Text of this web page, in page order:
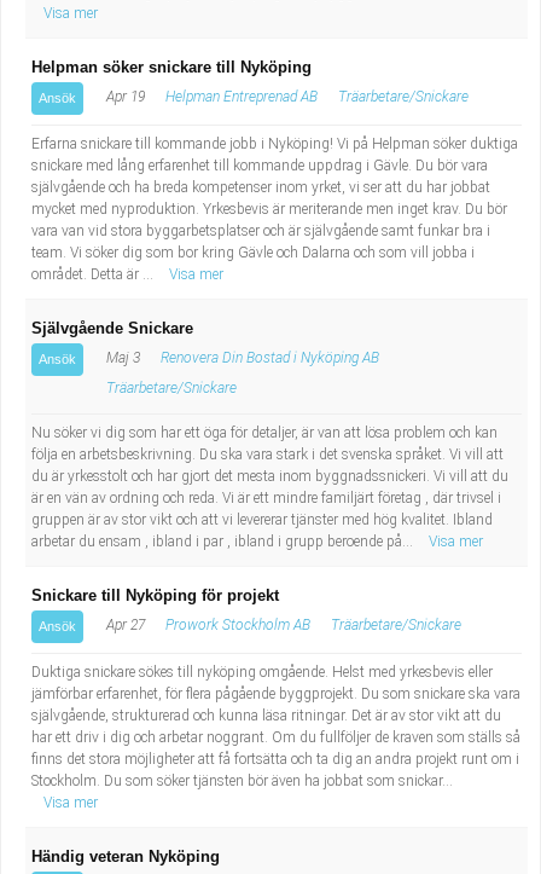
Visa mer
Helpman söker snickare till Nyköping
Ansök Apr 19 Helpman Entreprenad AB Träarbetare/Snickare
Erfarna snickare till kommande jobb i Nyköping! Vi på Helpman söker duktiga
snickare med lång erfarenhet till kommande uppdrag i Gävle. Du bör vara
självgående och ha breda kompetenser inom yrket, vi ser att du har jobbat
mycket med nyproduktion. Yrkesbevis är meriterande men inget krav. Du bör
vara van vid stora byggarbetsplatser och är självgående samt funkar bra i
team. Vi söker dig som bor kring Gävle och Dalarna och som vill jobba i
området. Detta är ...
Visa mer
Självgående Snickare
Ansök Maj 3
Renovera Din Bostad i Nyköping AB
Träarbetare/Snickare
Nu söker vi dig som har ett öga för detaljer, är van att lösa problem och kan
följa en arbetsbeskrivning. Du ska vara stark i det svenska språket. Vi vill att
du är yrkesstolt och har gjort det mesta inom byggnadssnickeri. Vi vill att du
är en vän av ordning och reda. Vi är ett mindre familjärt företag , där trivsel i
gruppen är av stor vikt och att vi levererar tjänster med hög kvalitet. Ibland
arbetar du ensam , ibland i par , ibland i grupp beroende på...
Visa mer
Snickare till Nyköping för projekt
Ansök Apr 27 Prowork Stockholm AB Träarbetare/Snickare
Duktiga snickare sökes till nyköping omgående. Helst med yrkesbevis eller
jämförbar erfarenhet, för flera pågående byggprojekt. Du som snickare ska vara
självgående, strukturerad och kunna läsa ritningar. Det är av stor vikt att du
har ett driv i dig och arbetar noggrant. Om du fullföljer de kraven som ställs så
finns det stora möjligheter att få fortsätta och ta dig an andra projekt runt om i
Stockholm. Du som söker tjänsten bör även ha jobbat som snickar...
Visa mer
Händig veteran Nyköping